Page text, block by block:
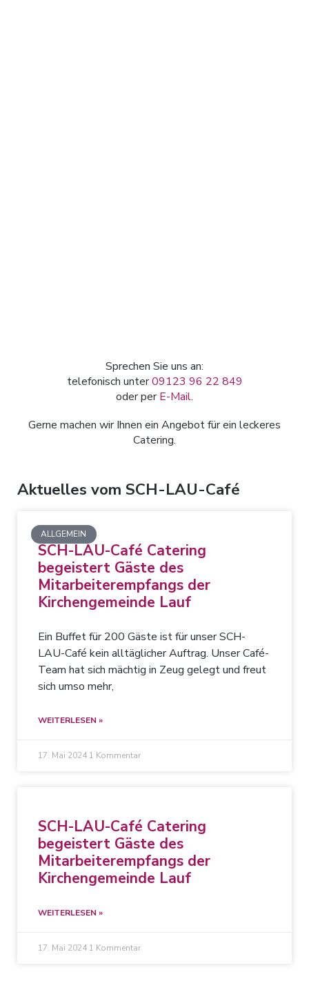
Sprechen Sie uns an:
telefonisch unter09123 96 22 849
oder perE-Mail.
Gerne machen wir Ihnen ein Angebot für ein leckeres
Catering.
Aktuelles vom SCH-LAU-Café
ALLGEMEIN
SCH-LAU-Café Catering
begeistert Gäste des
Mitarbeiterempfangs der
Kirchengemeinde Lauf
Ein Buffet für 200 Gäste ist für unser SCH-
LAU-Café kein alltäglicher Auftrag. Unser Café-
Team hat sich mächtig in Zeug gelegt und freut
sich umso mehr,
WEITERLESEN »
17. Mai 2024 1 Kommentar
SCH-LAU-Café Catering
begeistert Gäste des
Mitarbeiterempfangs der
Kirchengemeinde Lauf
WEITERLESEN »
17. Mai 2024 1 Kommentar